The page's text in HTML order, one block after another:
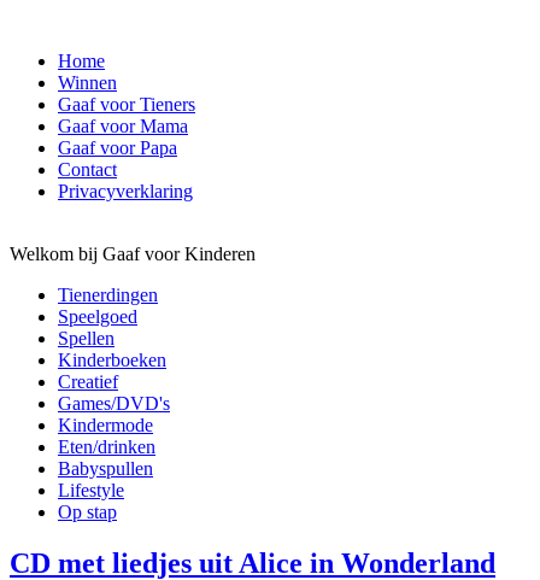
Home
Winnen
Gaaf voor Tieners
Gaaf voor Mama
Gaaf voor Papa
Contact
Privacyverklaring
Welkom bij Gaaf voor Kinderen
Tienerdingen
Speelgoed
Spellen
Kinderboeken
Creatief
Games/DVD's
Kindermode
Eten/drinken
Babyspullen
Lifestyle
Op stap
CD met liedjes uit Alice in Wonderland